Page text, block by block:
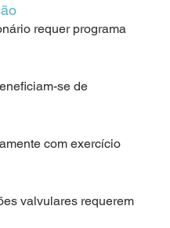
requer programa
se de
com exercício
valvulares requerem